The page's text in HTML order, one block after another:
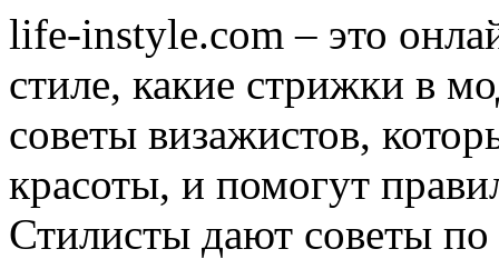
life-instyle.com – это
стиле, какие стрижки в
советы визажистов,
красоты, и помогут
Стилисты дают советы